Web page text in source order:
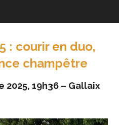
: courir en duo,
champêtre
19h36 – Gallaix